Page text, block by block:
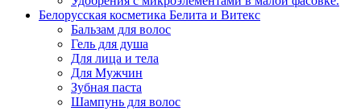
Белорусская косметика Белита и Витекс
Бальзам для волос
Гель для душа
Для лица и тела
Для Мужчин
Зубная паста
Шампунь для волос